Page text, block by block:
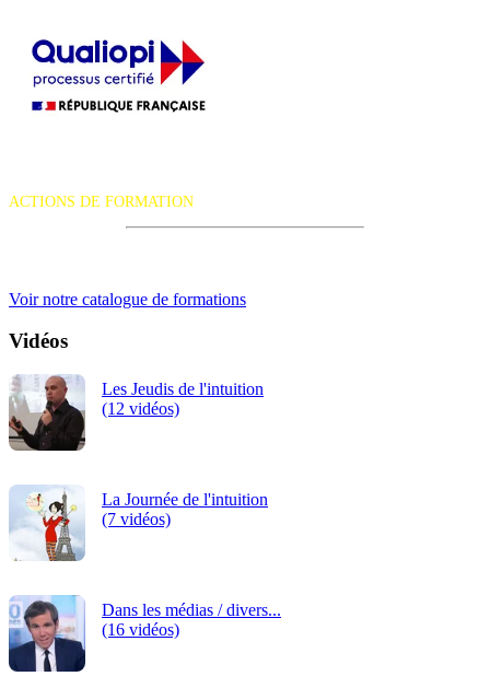
ACTIONS DE FORMATION
Voir notre catalogue de formations
Vidéos
Les Jeudis de l'intuition
(12 vidéos)
La Journée de l'intuition
(7 vidéos)
Dans les médias / divers...
(16 vidéos)